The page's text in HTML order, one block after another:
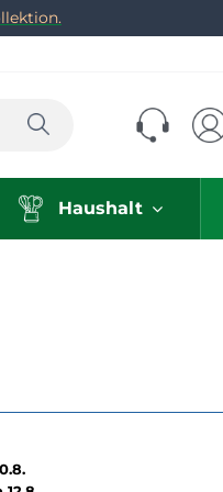
Suchen
Haushalt